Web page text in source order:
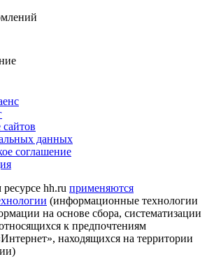
данных
соглашение
hh.ru применяются
(информационные технологии
на основе сбора, систематизации
к предпочтениям
находящихся на территории